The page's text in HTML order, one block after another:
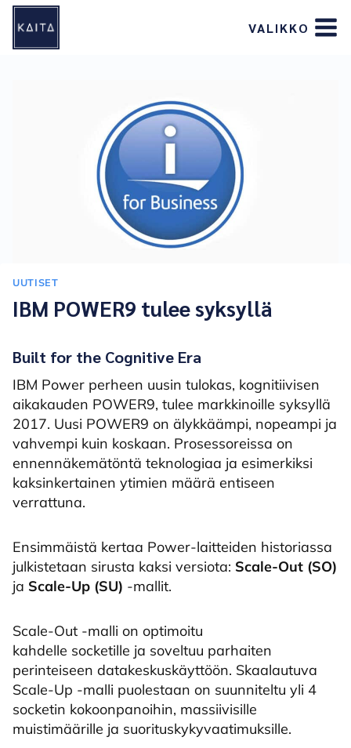
Siirry
sisältöön
VALIKKO
UUTISET
IBM POWER9 tulee syksyllä
Built for the Cognitive Era
IBM Power perheen uusin tulokas, kognitiivisen
aikakauden POWER9, tulee markkinoille syksyllä
2017. Uusi POWER9 on älykkäämpi, nopeampi ja
vahvempi kuin koskaan. Prosessoreissa on
ennennäkemätöntä teknologiaa ja esimerkiksi
kaksinkertainen ytimien määrä entiseen
verrattuna.
Ensimmäistä kertaa Power-laitteiden historiassa
julkistetaan sirusta kaksi versiota: Scale-Out (SO)
ja Scale-Up (SU) -mallit.
Scale-Out -malli on optimoitu
kahdelle socketille ja soveltuu parhaiten
perinteiseen datakeskuskäyttöön. Skaalautuva
Scale-Up -malli puolestaan on suunniteltu yli 4
socketin kokoonpanoihin, massiivisille
muistimäärille ja suorituskykyvaatimuksille.